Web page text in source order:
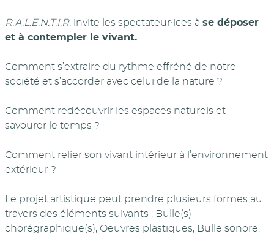
R.A.L.E.N.T.I.R. invite les spectateur∙ices à se déposer
et à contempler le vivant.
Comment s’extraire du rythme effréné de notre
société et s’accorder avec celui de la nature ?
Comment redécouvrir les espaces naturels et
savourer le temps ?
Comment relier son vivant intérieur à l’environnement
extérieur ?
Le projet artistique peut prendre plusieurs formes au
travers des éléments suivants : Bulle(s)
chorégraphique(s), Oeuvres plastiques, Bulle sonore.